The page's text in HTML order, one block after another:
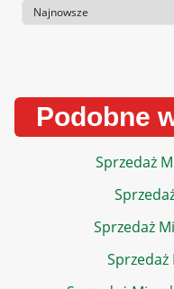
Sortowanie
Podobne
Sprzedaż
Sprzedaż